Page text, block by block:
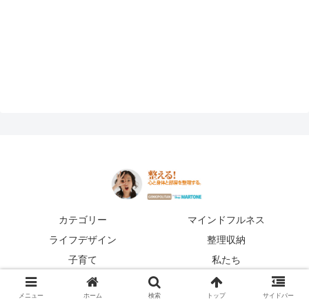
カテゴリー
マインドフルネス
ライフデザイン
整理収納
子育て
私たち
© 2016 shopマートワン.
メニュー ホーム 検索 トップ サイドバー